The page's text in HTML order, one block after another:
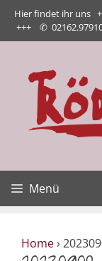
Zum
Inhalt
springen
Hier findet ihr uns
+++ ✆
Menü
Home›